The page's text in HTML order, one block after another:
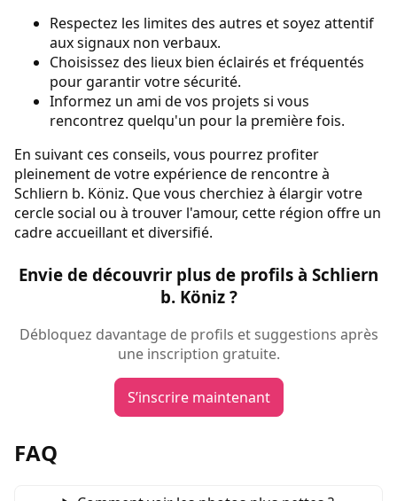
Respectez les limites des autres et soyez attentif
aux signaux non verbaux.
Choisissez des lieux bien éclairés et fréquentés
pour garantir votre sécurité.
Informez un ami de vos projets si vous
rencontrez quelqu'un pour la première fois.
En suivant ces conseils, vous pourrez profiter
pleinement de votre expérience de rencontre à
Schliern b. Köniz. Que vous cherchiez à élargir votre
cercle social ou à trouver l'amour, cette région offre un
cadre accueillant et diversifié.
Envie de découvrir plus de profils à Schliern
b. Köniz ?
Débloquez davantage de profils et suggestions après
une inscription gratuite.
S’inscrire maintenant
FAQ